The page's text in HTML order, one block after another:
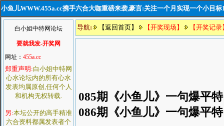
小鱼儿WWW.455a.cc携手六合大咖重磅来袭,豪言:关注一个月实现一个小目标
白小姐中特网论坛
要就我发-开奖网
网址： 455a.cc
郑重声明:白小姐中特网
心水论坛内的所有心水
发表均属原创,任何个人
和机构无权转载.
另:本坛公开的高手精准
六合资料都属发表者个
导航: 【返回首页】 【开奖现场】 【开奖记录
085期《小鱼儿》一句爆平
086期《小鱼儿》一句爆平